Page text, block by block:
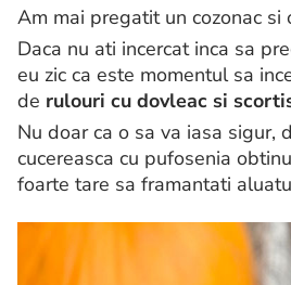
Am mai pregatit un cozonac si
Daca nu ati incercat inca sa
eu zic ca este momentul sa
de rulouri cu dovleac si
Nu doar ca o sa va iasa sigur,
cucereasca cu pufosenia
foarte tare sa framantati